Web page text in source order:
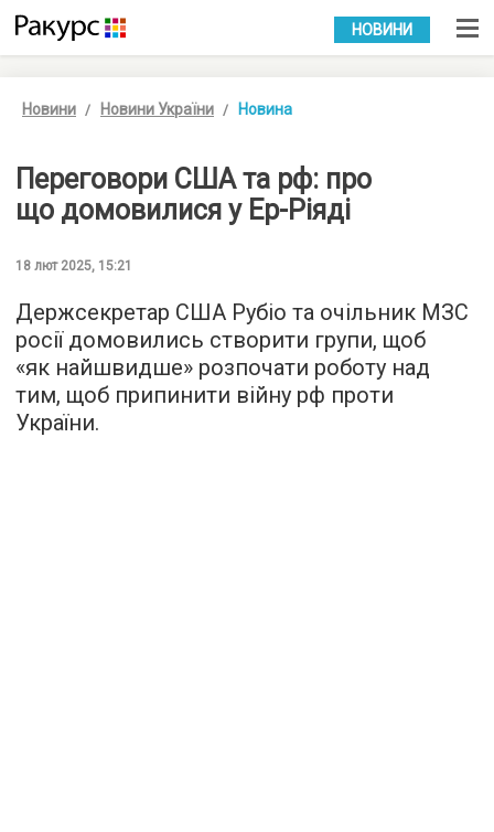
УКР РУС
НОВИНИ
Новини Новини України Новина
Переговори США та рф: про
що домовилися у Ер-Ріяді
18 лют 2025, 15:21
Держсекретар США Рубіо та очільник МЗС
росії домовились створити групи, щоб
«як найшвидше» розпочати роботу над
тим, щоб припинити війну рф проти
України.